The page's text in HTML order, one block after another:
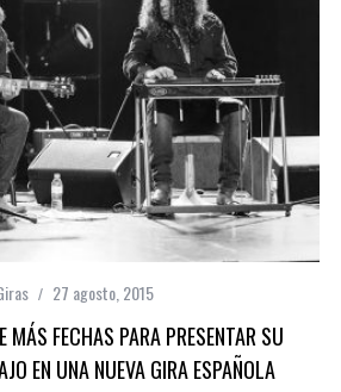
27 agosto, 2015
MÁS FECHAS PARA PRESENTAR SU
EN UNA NUEVA GIRA ESPAÑOLA